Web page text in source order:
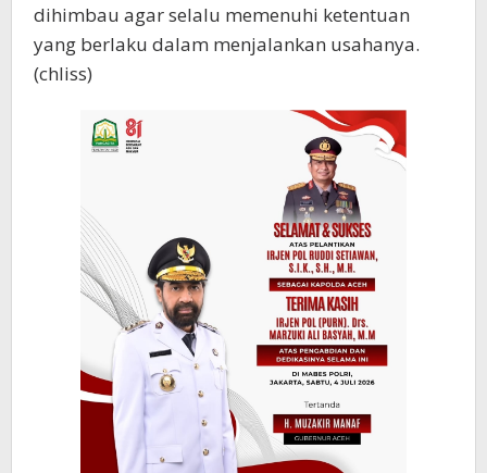
dihimbau agar selalu memenuhi ketentuan
yang berlaku dalam menjalankan usahanya.
(chliss)